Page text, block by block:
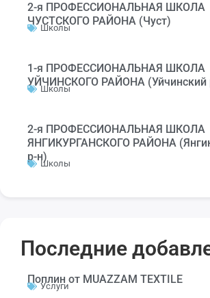
2-я ПРОФЕССИОНАЛЬНАЯ ШКОЛА
ЧУСТСКОГО РАЙОНА (Чуст)
Школы
1-я ПРОФЕССИОНАЛЬНАЯ ШКОЛА
УЙЧИНСКОГО РАЙОНА (Уйчинский
Школы
2-я ПРОФЕССИОНАЛЬНАЯ ШКОЛА
ЯНГИКУРГАНСКОГО РАЙОНА
р-н)
Школы
Последние
Поплин от MUAZZAM TEXTILE
Услуги